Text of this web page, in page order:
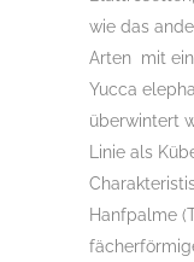
wie das
Arten mit
Yucca
überwintert
Linie als
Hanfpalme